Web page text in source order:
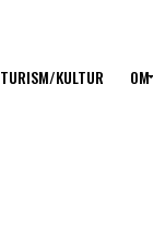
TURISM/KULTUR OM